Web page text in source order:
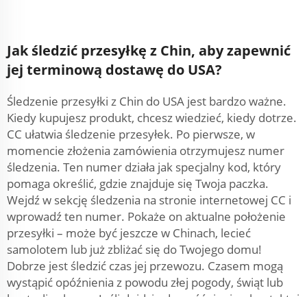
Jak śledzić przesyłkę z Chin, aby zapewnić
jej terminową dostawę do USA?
Śledzenie przesyłki z Chin do USA jest bardzo ważne.
Kiedy kupujesz produkt, chcesz wiedzieć, kiedy dotrze.
CC ułatwia śledzenie przesyłek. Po pierwsze, w
momencie złożenia zamówienia otrzymujesz numer
śledzenia. Ten numer działa jak specjalny kod, który
pomaga określić, gdzie znajduje się Twoja paczka.
Wejdź w sekcję śledzenia na stronie internetowej CC i
wprowadź ten numer. Pokaże on aktualne położenie
przesyłki – może być jeszcze w Chinach, lecieć
samolotem lub już zbliżać się do Twojego domu!
Dobrze jest śledzić czas jej przewozu. Czasem mogą
wystąpić opóźnienia z powodu złej pogody, świąt lub